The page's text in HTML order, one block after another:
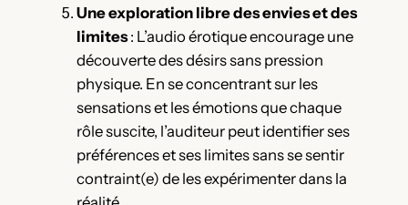
Une exploration libre des envies et des
limites: L’audio érotique encourage une
découverte des désirs sans pression
physique. En se concentrant sur les
sensations et les émotions que chaque
rôle suscite, l’auditeur peut identifier ses
préférences et ses limites sans se sentir
contraint(e) de les expérimenter dans la